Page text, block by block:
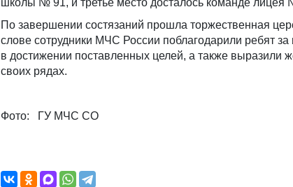
школы № 91, и третье место досталось команде лицея
По завершении состязаний прошла торжественная
слове сотрудники МЧС России поблагодарили ребят
в достижении поставленных целей, а также выразили
своих рядах.
Фото: ГУ МЧС СО